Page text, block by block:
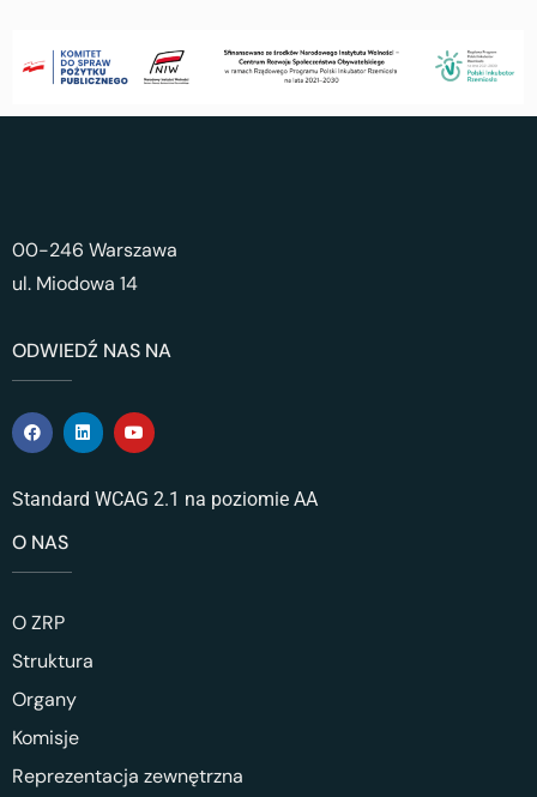
00-246 Warszawa
ul. Miodowa 14
ODWIEDŹ NAS NA
Standard WCAG 2.1 na poziomie AA
O NAS
O ZRP
Struktura
Organy
Komisje
Reprezentacja zewnętrzna